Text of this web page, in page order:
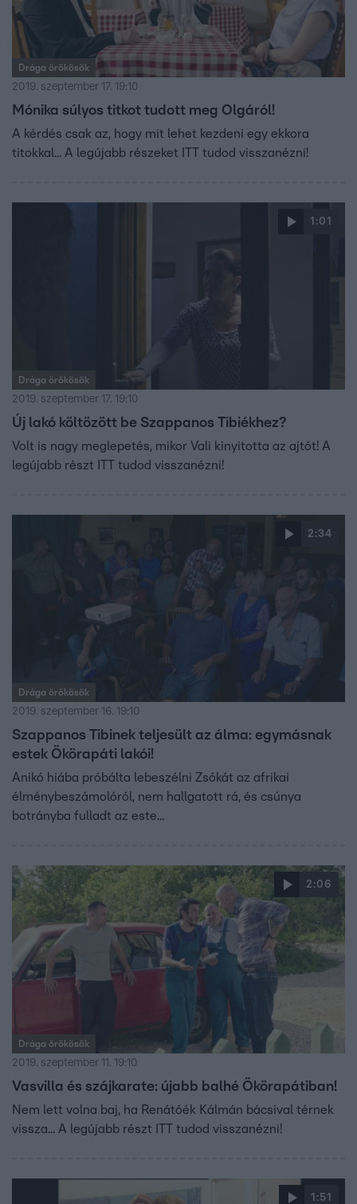
Drága örökösök
2019. szeptember 17. 19:10
Mónika súlyos titkot tudott meg Olgáról!
A kérdés csak az, hogy mit lehet kezdeni egy ekkora
titokkal... A legújabb részeket ITT tudod visszanézni!
1:01
Drága örökösök
2019. szeptember 17. 19:10
Új lakó költözött be Szappanos Tibiékhez?
Volt is nagy meglepetés, mikor Vali kinyitotta az ajtót! A
legújabb részt ITT tudod visszanézni!
2:34
Drága örökösök
2019. szeptember 16. 19:10
Szappanos Tibinek teljesült az álma: egymásnak
estek Ökörapáti lakói!
Anikó hiába próbálta lebeszélni Zsókát az afrikai
élménybeszámolóról, nem hallgatott rá, és csúnya
botrányba fulladt az este...
2:06
Drága örökösök
2019. szeptember 11. 19:10
Vasvilla és szájkarate: újabb balhé Ökörapátiban!
Nem lett volna baj, ha Renátóék Kálmán bácsival térnek
vissza... A legújabb részt ITT tudod visszanézni!
1:51